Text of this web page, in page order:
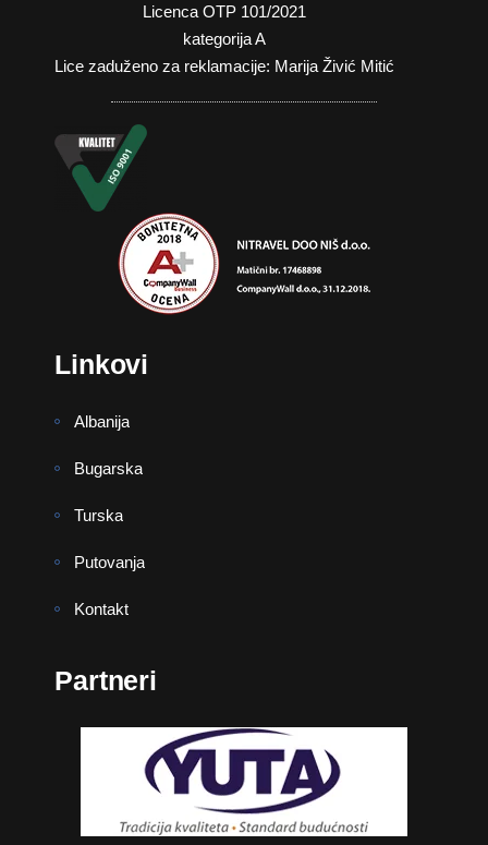
Licenca OTP 101/2021
kategorija A
Lice zaduženo za reklamacije: Marija Živić Mitić
Linkovi
Albanija
Bugarska
Turska
Putovanja
Kontakt
Partneri